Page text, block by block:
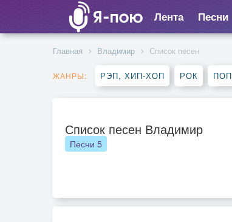
Лента Песни
Главная Владимир Список песен
ЖАНРЫ: РЭП, ХИП-ХОП РОК ПОП
Список песен Владимир
Песни 5